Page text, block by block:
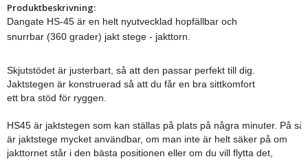
Produktbeskrivning:
Dangate HS-45 är en helt nyutvecklad hopfällbar och
snurrbar (360 grader) jakt stege - jakttorn.
Skjutstödet är justerbart, så att den passar perfekt till dig.
Jaktstegen är konstruerad så att du får en bra sittkomfort
ett bra stöd för ryggen.
HS45 är jaktstegen som kan ställas på plats på några minuter. På så
är jaktstege mycket användbar, om man inte är helt säker på om
jakttornet står i den bästa positionen eller om du vill flytta